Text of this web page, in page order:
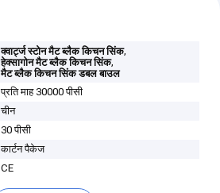
क्वार्ट्ज स्टोन मैट ब्लैक किचन सिंक,
हेक्सागोन मैट ब्लैक किचन सिंक,
मैट ब्लैक किचन सिंक डबल बाउल
प्रति माह 30000 पीसी
चीन
30 पीसी
कार्टन पैकेज
CE